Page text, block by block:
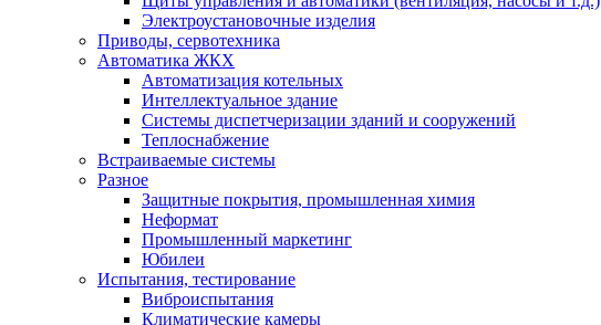
Электроустановочные изделия
Приводы, сервотехника
Автоматика ЖКХ
Автоматизация котельных
Интеллектуальное здание
Системы диспетчеризации зданий и сооружений
Теплоснабжение
Встраиваемые системы
Разное
Защитные покрытия, промышленная химия
Неформат
Промышленный маркетинг
Юбилеи
Испытания, тестирование
Виброиспытания
Климатические камеры